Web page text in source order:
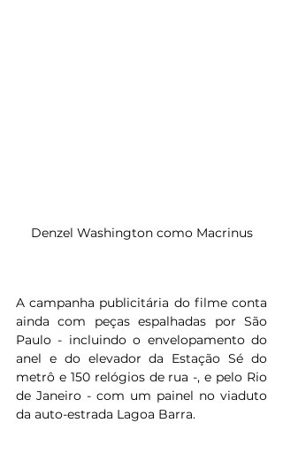
Denzel Washington como Macrinus
A campanha publicitária do filme conta
ainda com peças espalhadas por São
Paulo - incluindo o envelopamento do
anel e do elevador da Estação Sé do
metrô e 150 relógios de rua -, e pelo Rio
de Janeiro - com um painel no viaduto
da auto-estrada Lagoa Barra.